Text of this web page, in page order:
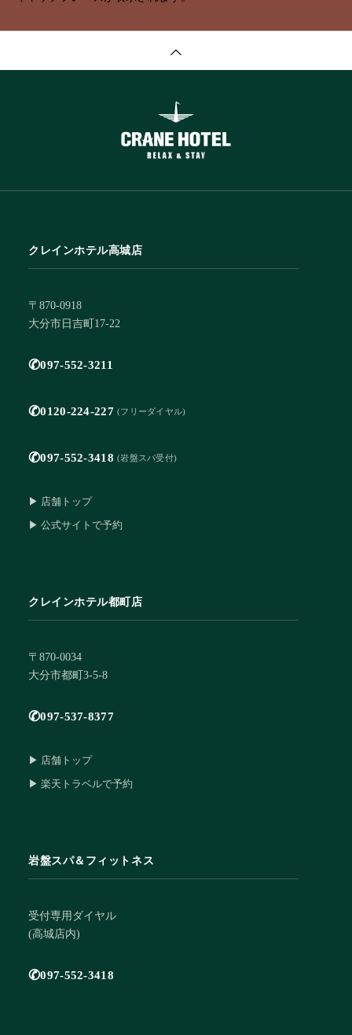
クレインホテル高城店
〒870-0918
大分市日吉町17-22
✆097-552-3211
✆0120-224-227 (フリーダイヤル)
✆097-552-3418 (岩盤スパ受付)
▶ 店舗トップ
▶ 公式サイトで予約
クレインホテル都町店
〒870-0034
大分市都町3-5-8
✆097-537-8377
▶ 店舗トップ
▶ 楽天トラベルで予約
岩盤スパ＆フィットネス
受付専用ダイヤル
(高城店内)
✆097-552-3418